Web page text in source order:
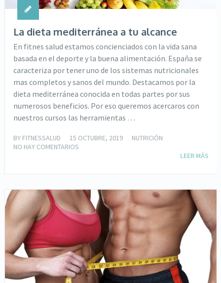
La dieta mediterránea a tu alcance
En fitnes salud estamos concienciados con la vida sana
basada en el deporte y la buena alimentación. España se
caracteriza por tener uno de los sistemas nutricionales
mas completos y sanos del mundo. Destacamos por la
dieta mediterránea conocida en todas partes por sus
numerosos beneficios. Por eso queremos acercaros con
nuestros cursos las herramientas …
BY FITNESSALUD 15 OCTUBRE, 2019
NUTRICIÓN
NO HAY COMENTARIOS
LEER MÁS